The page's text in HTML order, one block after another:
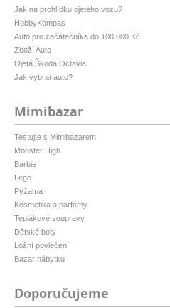
Jak na prohlídku ojetého vozu?
HobbyKompas
Auto pro začátečníka do 100 000 Kč
Zboží Auto
Ojetá Škoda Octavia
Jak vybrat auto?
Mimibazar
Testujte s Mimibazarem
Monster High
Barbie
Lego
Pyžama
Kosmetika a parfémy
Teplákové soupravy
Dětské boty
Ložní povlečení
Bazar nábytku
Doporučujeme